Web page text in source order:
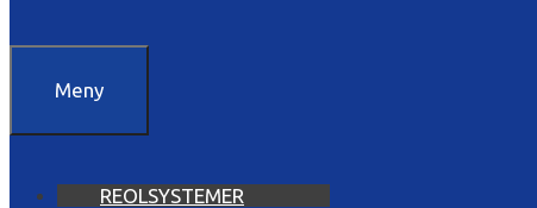
Meny
REOLSYSTEMER